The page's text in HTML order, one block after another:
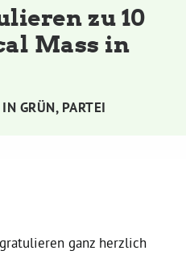
zu 10
Mass in
IN GRÜN, PARTEI
ganz herzlich